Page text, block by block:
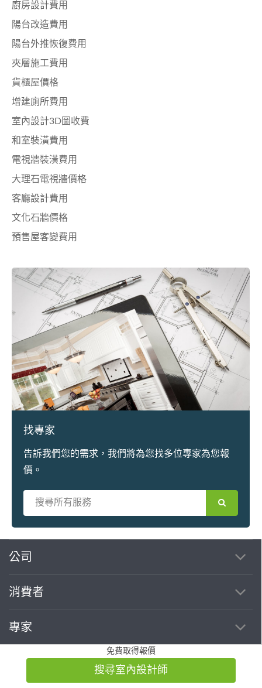
廚房設計費用
陽台改造費用
陽台外推恢復費用
夾層施工費用
貨櫃屋價格
增建廁所費用
室內設計3D圖收費
和室裝潢費用
電視牆裝潢費用
大理石電視牆價格
客廳設計費用
文化石牆價格
預售屋客變費用
找專家
告訴我們您的需求，我們將為您找多位專家為您報
價。
公司
消費者
專家
客服
免費取得報價
搜尋室內設計師
繼續完成